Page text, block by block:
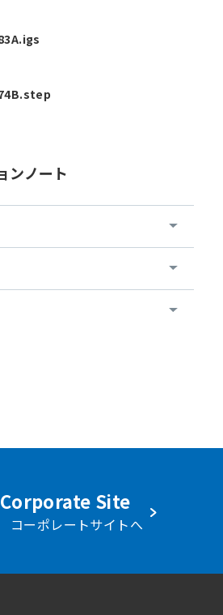
ンノート
Site
ーポレートサイトへ